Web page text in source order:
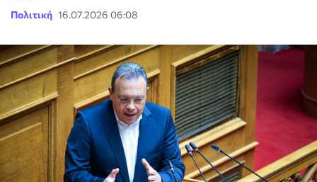
Πολιτική 16.07.2026 06:08